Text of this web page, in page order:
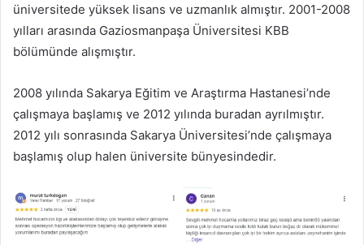
üniversitede yüksek lisans ve uzmanlık almıştır. 2001-2008
yılları arasında Gaziosmanpaşa Üniversitesi KBB
bölümünde alışmıştır.
2008 yılında Sakarya Eğitim ve Araştırma Hastanesi’nde
çalışmaya başlamış ve 2012 yılında buradan ayrılmıştır.
2012 yılı sonrasında Sakarya Üniversitesi’nde çalışmaya
başlamış olup halen üniversite bünyesindedir.